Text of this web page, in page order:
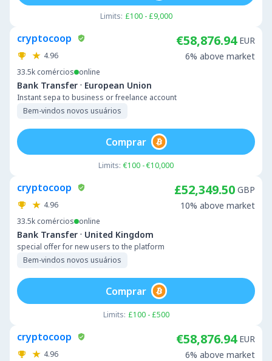
Limits: £100 - £9,000
cryptocoop
4.96
33.5k comércios online
Bank Transfer · European Union
Instant sepa to business or freelance account
Bem-vindos novos usuários
€58,876.94 EUR
6% above market
Limits: €100 - €10,000
Comprar
cryptocoop
4.96
33.5k comércios online
Bank Transfer · United Kingdom
special offer for new users to the platform
Bem-vindos novos usuários
£52,349.50 GBP
10% above market
Limits: £100 - £500
Comprar
cryptocoop
4.96
€58,876.94 EUR
6% above market